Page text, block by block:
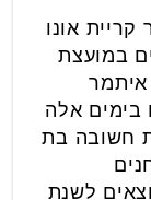
אונו
במועצת
איתמר
בימים אלה
חשובה בת
לשנת